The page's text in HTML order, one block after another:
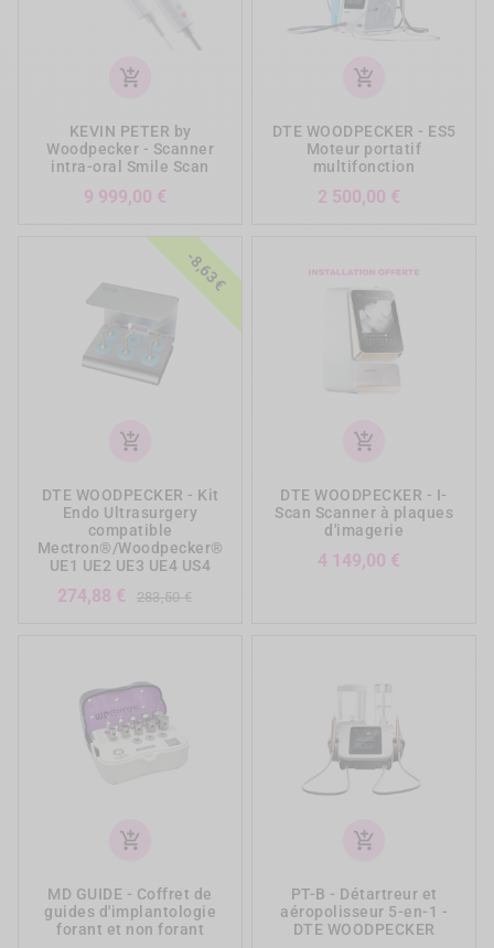
add_shopping_cart
KEVIN PETER by
Woodpecker - Scanner
intra-oral Smile Scan
9 999,00 €
add_shopping_cart
DTE WOODPECKER - ES5
Moteur portatif
multifonction
2 500,00 €
add_shopping_cart
-8,63 €
DTE WOODPECKER - Kit
Endo Ultrasurgery
compatible
Mectron®/Woodpecker®
UE1 UE2 UE3 UE4 US4
274,88 € 283,50 €
add_shopping_cart
DTE WOODPECKER - I-
Scan Scanner à plaques
d'imagerie
4 149,00 €
add_shopping_cart
MD GUIDE - Coffret de
guides d'implantologie
forant et non forant
add_shopping_cart
PT-B - Détartreur et
aéropolisseur 5-en-1 -
DTE WOODPECKER